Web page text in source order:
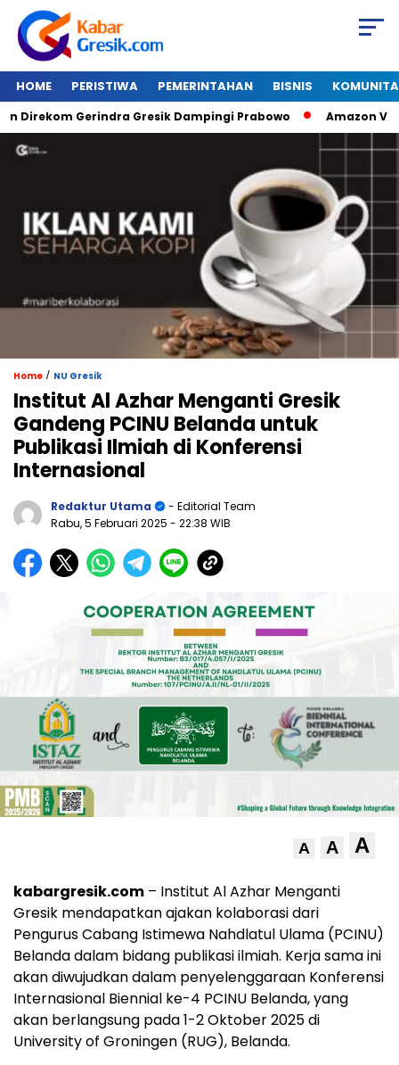
HOME PERISTIWA PEMERINTAHAN BISNIS
Gerindra Gresik Dampingi Prabowo Amazon Van
Home / NU Gresik
Institut Al Azhar Menganti Gresik
Gandeng PCINU Belanda untuk
Publikasi Ilmiah di Konferensi
Internasional
Redaktur Utama
- Editorial Team
Rabu, 5 Februari 2025 - 22:38 WIB
A A A
kabargresik.com – Institut Al Azhar Menganti
Gresik mendapatkan ajakan kolaborasi dari
Pengurus Cabang Istimewa Nahdlatul Ulama (PCINU)
Belanda dalam bidang publikasi ilmiah. Kerja sama ini
akan diwujudkan dalam penyelenggaraan Konferensi
Internasional Biennial ke-4 PCINU Belanda, yang
akan berlangsung pada 1-2 Oktober 2025 di
University of Groningen (RUG), Belanda.